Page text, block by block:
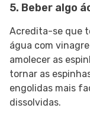
5. Beber algo
Acredita-se que
água com
amolecer as
tornar as
engolidas mais
dissolvidas.